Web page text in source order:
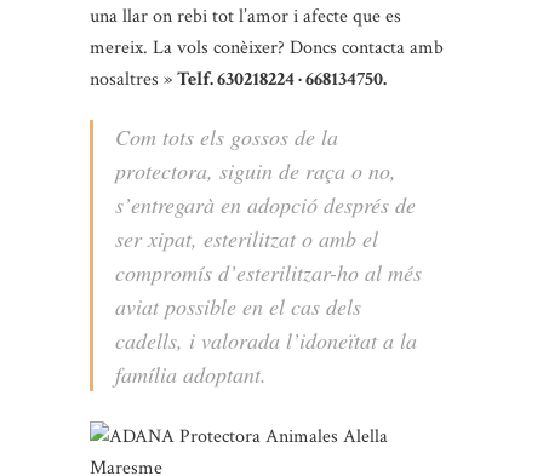
una llar on rebi tot l’amor i afecte que es
mereix. La vols conèixer? Doncs contacta amb
nosaltres »Telf. 630218224 · 668134750.
Com tots els gossos de la
protectora, siguin de raça o no,
s’entregarà en adopció després de
ser xipat, esterilitzat o amb el
compromís d’esterilitzar-ho al més
aviat possible en el cas dels
cadells, i valorada l’idoneïtat a la
família adoptant.